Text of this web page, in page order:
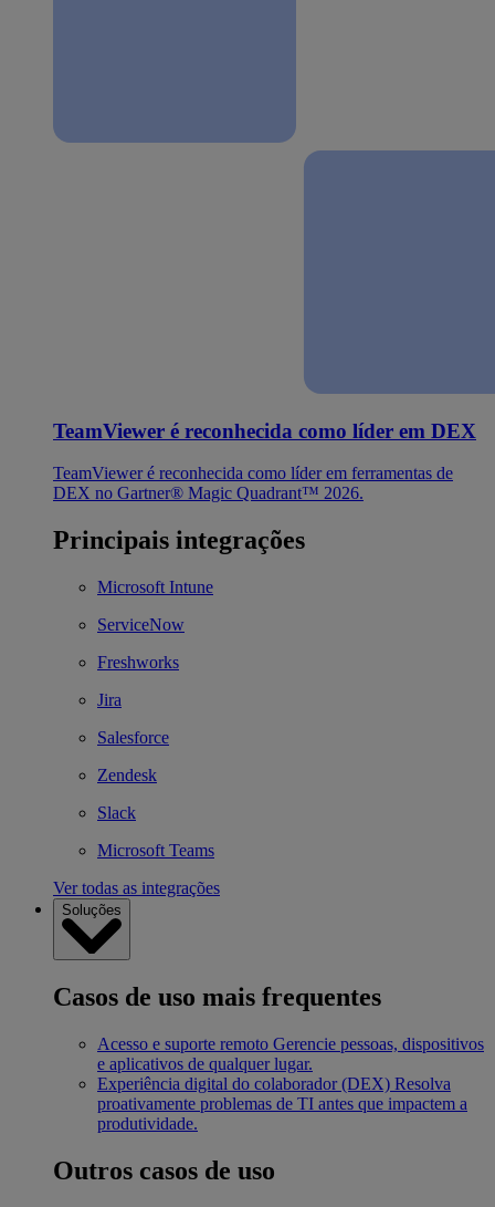
TeamViewer é reconhecida como líder em DEX
TeamViewer é reconhecida como líder em ferramentas de
DEX no Gartner® Magic Quadrant™ 2026.
Principais integrações
Microsoft Intune
ServiceNow
Freshworks
Jira
Salesforce
Zendesk
Slack
Microsoft Teams
Ver todas as integrações
Soluções
Casos de uso mais frequentes
Acesso e suporte remoto Gerencie pessoas, dispositivos
e aplicativos de qualquer lugar.
Experiência digital do colaborador (DEX) Resolva
proativamente problemas de TI antes que impactem a
produtividade.
Outros casos de uso